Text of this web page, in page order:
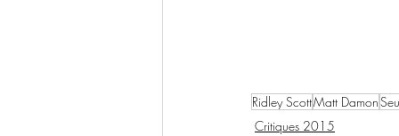
Ridley ScottMatt Damon
Critiques 2015